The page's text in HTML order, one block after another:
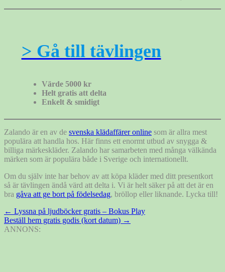
> Gå till tävlingen
Värde 5000 kr
Helt gratis att delta
Enkelt & smidigt
Zalando är en av de svenska klädaffärer online som är allra mest
populära att handla hos. Här finns ett enormt utbud av snygga &
billiga märkeskläder. Zalando har samarbeten med många välkända
märken som är populära både i Sverige och internationellt.
Om du själv inte har behov av att köpa kläder med ditt presentkort
så är tävlingen ändå värd att delta i. Vi är helt säker på att det är en
bra gåva att ge bort på födelsedag, bröllop eller liknande. Lycka till!
Inläggsnavigering
← Lyssna på ljudböcker gratis – Bokus Play
Beställ hem gratis godis (kort datum) →
ANNONS: